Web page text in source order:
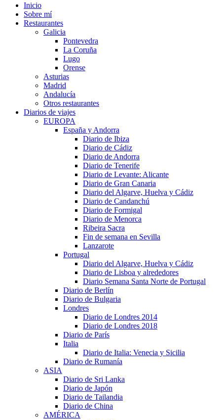
Inicio
Sobre mí
Restaurantes
Galicia
Pontevedra
La Coruña
Lugo
Orense
Asturias
Madrid
Andalucía
Otros restaurantes
Diarios de viajes
EUROPA
España y Andorra
Diario de Ibiza
Diario de Cádiz
Diario de Andorra
Diario de Tenerife
Diario de Levante: Alicante
Diario de Gran Canaria
Diario del Algarve, Huelva y Cádiz
Diario de Candanchú
Diario de Formigal
Diario de Menorca
Ribeira Sacra
Fin de semana en Sevilla
Lanzarote
Portugal
Diario del Algarve, Huelva y Cádiz
Diario de Lisboa y alrededores
Diario Semana Santa Norte de Portugal
Diario de Berlín
Diario de Bulgaria
Londres
Diario de Londres 2014
Diario de Londres 2018
Diario de París
Italia
Diario de Italia: Venecia y Sicilia
Diario de Rumanía
ASIA
Diario de Sri Lanka
Diario de Japón
Diario de Tailandia
Diario de China
AMÉRICA